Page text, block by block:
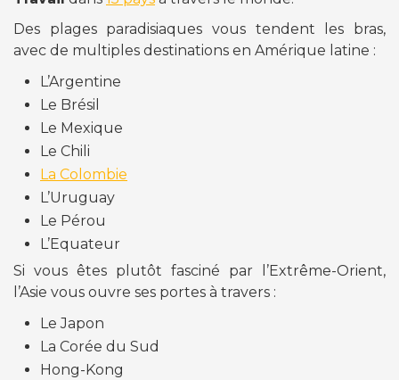
Des plages paradisiaques vous tendent les bras,
avec de multiples destinations en Amérique latine :
L’Argentine
Le Brésil
Le Mexique
Le Chili
La Colombie
L’Uruguay
Le Pérou
L’Equateur
Si vous êtes plutôt fasciné par l’Extrême-Orient,
l’Asie vous ouvre ses portes à travers :
Le Japon
La Corée du Sud
Hong-Kong